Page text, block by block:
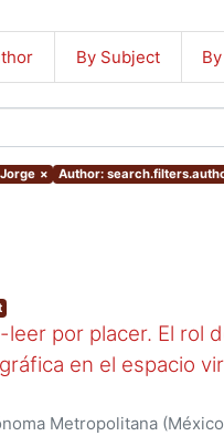
By Subject
× Author:
leer por placer. El rol
en el espacio
Metropolitana